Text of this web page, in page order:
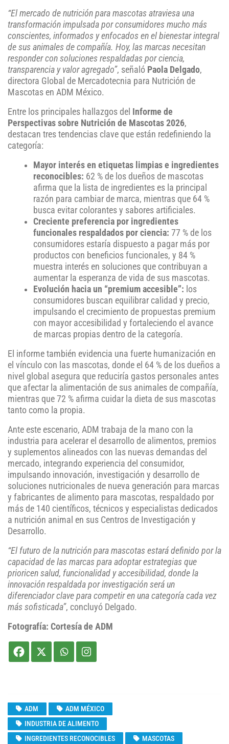
“El mercado de nutrición para mascotas atraviesa una
transformación impulsada por consumidores mucho más
conscientes, informados y enfocados en el bienestar integral
de sus animales de compañía. Hoy, las marcas necesitan
responder con soluciones respaldadas por ciencia,
transparencia y valor agregado”, señaló Paola Delgado,
directora Global de Mercadotecnia para Nutrición de
Mascotas en ADM México.
Entre los principales hallazgos del
Informe de
Perspectivas sobre Nutrición de Mascotas 2026,
destacan tres tendencias clave que están redefiniendo la
categoría:
Mayor interés en etiquetas limpias e ingredientes
reconocibles: 62 % de los dueños de mascotas
afirma que la lista de ingredientes es la principal
razón para cambiar de marca, mientras que 64 %
busca evitar colorantes y sabores artificiales.
Creciente preferencia por ingredientes
funcionales respaldados por ciencia: 77 % de los
consumidores estaría dispuesto a pagar más por
productos con beneficios funcionales, y 84 %
muestra interés en soluciones que contribuyan a
aumentar la esperanza de vida de sus mascotas.
Evolución hacia un “premium accesible”: los
consumidores buscan equilibrar calidad y precio,
impulsando el crecimiento de propuestas premium
con mayor accesibilidad y fortaleciendo el avance
de marcas propias dentro de la categoría.
El informe también evidencia una fuerte humanización en
el vínculo con las mascotas, donde el 64 % de los dueños a
nivel global asegura que reduciría gastos personales antes
que afectar la alimentación de sus animales de compañía,
mientras que 72 % afirma cuidar la dieta de sus mascotas
tanto como la propia.
Ante este escenario, ADM trabaja de la mano con la
industria para acelerar el desarrollo de alimentos, premios
y suplementos alineados con las nuevas demandas del
mercado, integrando experiencia del consumidor,
impulsando innovación, investigación y desarrollo de
soluciones nutricionales de nueva generación para marcas
y fabricantes de alimento para mascotas, respaldado por
más de 140 científicos, técnicos y especialistas dedicados
a nutrición animal en sus Centros de Investigación y
Desarrollo.
“El futuro de la nutrición para mascotas estará definido por la
capacidad de las marcas para adoptar estrategias que
prioricen salud, funcionalidad y accesibilidad, donde la
innovación respaldada por investigación será un
diferenciador clave para competir en una categoría cada vez
más sofisticada”, concluyó Delgado.
Fotografía: Cortesía de ADM
ADM
ADM MÉXICO
INDUSTRIA DE ALIMENTO
INGREDIENTES RECONOCIBLES
MASCOTAS